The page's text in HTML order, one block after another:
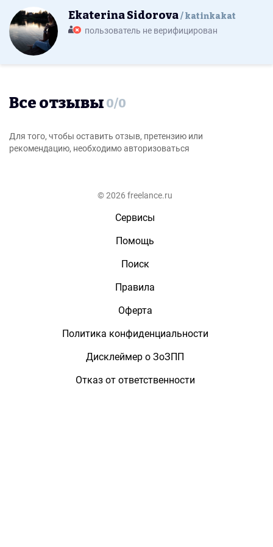
Ekaterina Sidorova katinkakat
пользователь не верифицирован
Все отзывы 0/0
Для того, чтобы оставить отзыв, претензию или
рекомендацию, необходимо авторизоваться
© 2026 freelance.ru
Сервисы
Помощь
Поиск
Правила
Оферта
Политика конфиденциальности
Дисклеймер о ЗоЗПП
Отказ от ответственности